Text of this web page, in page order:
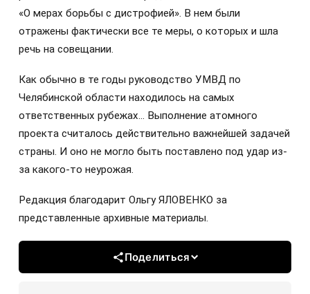
«О мерах борьбы с дистрофией». В нем были
отражены фактически все те меры, о которых и шла
речь на совещании.
Как обычно в те годы руководство УМВД по
Челябинской области находилось на самых
ответственных рубежах… Выполнение атомного
проекта считалось действительно важнейшей задачей
страны. И оно не могло быть поставлено под удар из-
за какого-то неурожая.
Редакция благодарит Ольгу ЯЛОВЕНКО за
представленные архивные материалы.
Поделиться